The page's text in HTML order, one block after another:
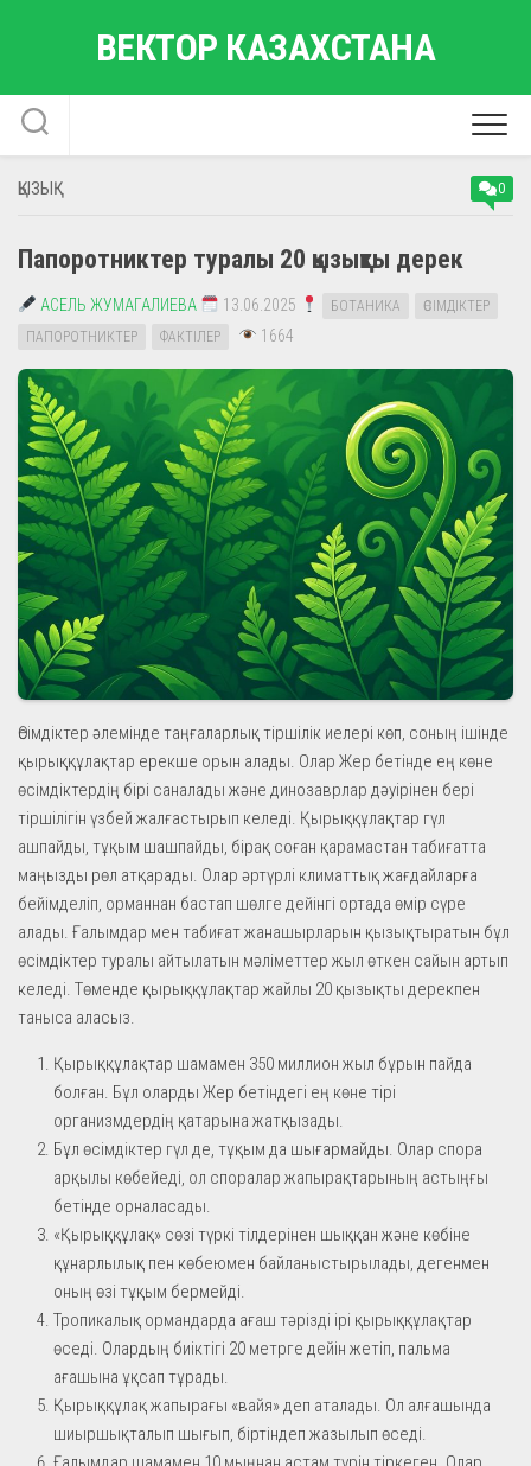
ВЕКТОР КАЗАХСТАНА
ҚЫЗЫҚ 0
Папоротниктер туралы 20 қызықты дерек
АСЕЛЬ ЖУМАГАЛИЕВА 13.06.2025 БОТАНИКА
ӨСІМДІКТЕР
ПАПОРОТНИКТЕР
ФАКТІЛЕР 1664
Өсімдіктер әлемінде таңғаларлық тіршілік иелері көп, соның ішінде
қырыққұлақтар ерекше орын алады. Олар Жер бетінде ең көне
өсімдіктердің бірі саналады және динозаврлар дәуірінен бері
тіршілігін үзбей жалғастырып келеді. Қырыққұлақтар гүл
ашпайды, тұқым шашпайды, бірақ соған қарамастан табиғатта
маңызды рөл атқарады. Олар әртүрлі климаттық жағдайларға
бейімделіп, орманнан бастап шөлге дейінгі ортада өмір сүре
алады. Ғалымдар мен табиғат жанашырларын қызықтыратын бұл
өсімдіктер туралы айтылатын мәліметтер жыл өткен сайын артып
келеді. Төменде қырыққұлақтар жайлы 20 қызықты дерекпен
таныса аласыз.
Қырыққұлақтар шамамен 350 миллион жыл бұрын пайда
болған. Бұл оларды Жер бетіндегі ең көне тірі
организмдердің қатарына жатқызады.
Бұл өсімдіктер гүл де, тұқым да шығармайды. Олар спора
арқылы көбейеді, ол споралар жапырақтарының астыңғы
бетінде орналасады.
«Қырыққұлақ» сөзі түркі тілдерінен шыққан және көбіне
құнарлылық пен көбеюмен байланыстырылады, дегенмен
оның өзі тұқым бермейді.
Тропикалық ормандарда ағаш тәрізді ірі қырыққұлақтар
өседі. Олардың биіктігі 20 метрге дейін жетіп, пальма
ағашына ұқсап тұрады.
Қырыққұлақ жапырағы «вайя» деп аталады. Ол алғашында
шиыршықталып шығып, біртіндеп жазылып өседі.